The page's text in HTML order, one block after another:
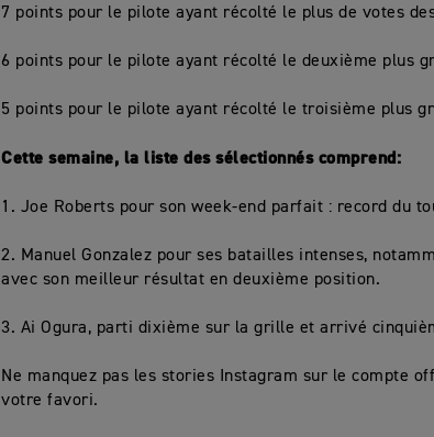
7 points pour le pilote ayant récolté le plus de votes
6 points pour le pilote ayant récolté le deuxième plus
5 points pour le pilote ayant récolté le troisième plus
Cette semaine, la liste des sélectionnés comprend:
1. Joe Roberts pour son week-end parfait : record du
2. Manuel Gonzalez pour ses batailles intenses,
avec son meilleur résultat en deuxième position.
3. Ai Ogura, parti dixième sur la grille et arrivé
Ne manquez pas les stories Instagram sur le compte
votre favori.